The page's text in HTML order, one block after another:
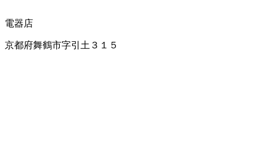
電器店
京都府舞鶴市字引土３１５